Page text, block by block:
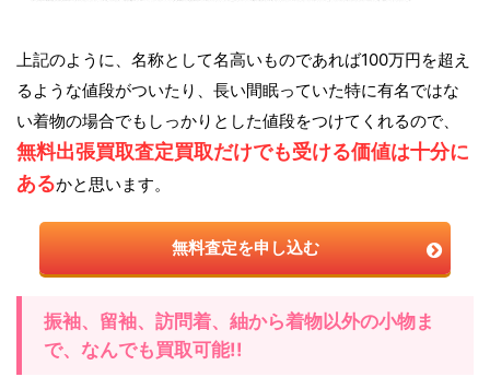
上記のように、名称として名高いものであれば100万円を超え
るような値段がついたり、長い間眠っていた特に有名ではな
い着物の場合でもしっかりとした値段をつけてくれるので、
無料出張買取査定買取だけでも受ける価値は十分に
あるかと思います。
無料査定を申し込む
振袖、留袖、訪問着、紬から着物以外の小物ま
で、なんでも買取可能!!